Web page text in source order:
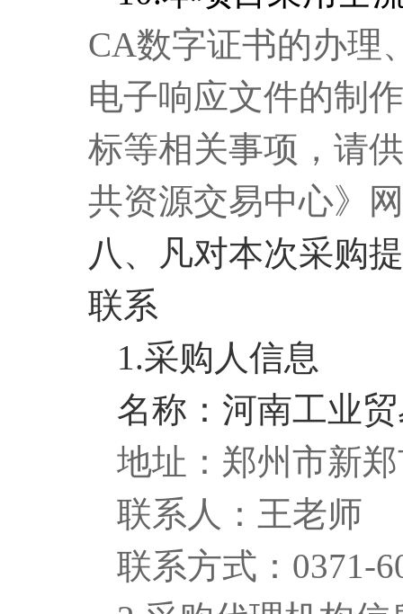
CA数字证书的办理
电子响应文件的制
标等相关事项， 请
共资源交易中心》
八、凡对本次采购
联系
1.采购人信息
名称：河南工业
地址：郑州市新
联系人：王老师
联系方式：0371-